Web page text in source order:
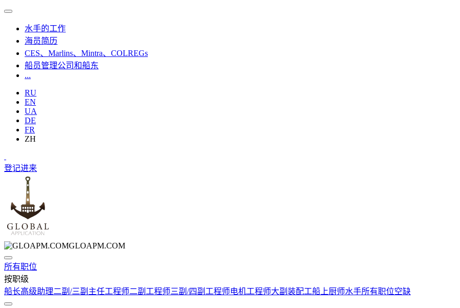
水手的工作
海员简历
CES、Marlins、Mintra、COLREGs
船员管理公司和船东
...
RU
EN
UA
DE
FR
ZH
登记进来
GLOAPM.COM
所有职位
按职级
船长高级助理二副/三副 主任工程师二副工程师三副/四副工程师电机工程师大副 装配工船上厨师水手所有职位空缺